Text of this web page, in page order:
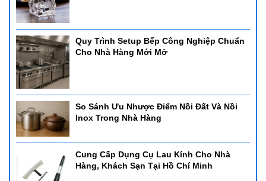
Quy Trình Setup Bếp Công Nghiệp Chuẩn
Cho Nhà Hàng Mới Mở
So Sánh Ưu Nhược Điểm Nồi Đất Và Nồi
Inox Trong Nhà Hàng
Cung Cấp Dụng Cụ Lau Kính Cho Nhà
Hàng, Khách Sạn Tại Hồ Chí Minh